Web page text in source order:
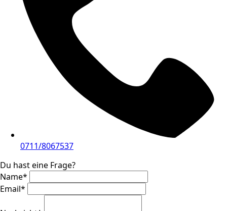
0711/8067537
Du hast eine Frage?
Name*
Email*